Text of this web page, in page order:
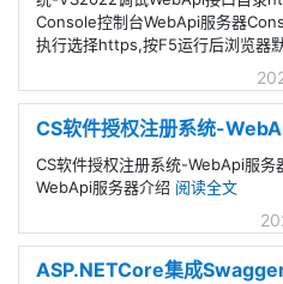
Console控制台WebApi服务器
执行选择https,按F5运行后浏览器
CS软件授权注册系统-
CS软件授权注册系统-WebApi服务
WebApi服务器介绍 阅读全文
ASP.NETCore集成